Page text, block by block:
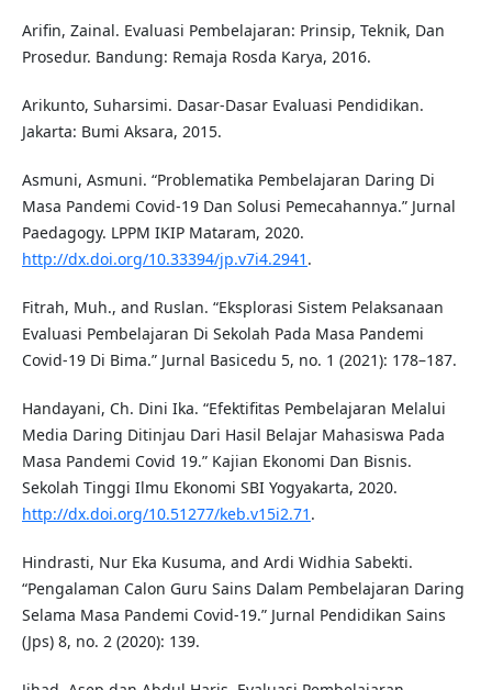
Arifin, Zainal. Evaluasi Pembelajaran: Prinsip, Teknik, Dan
Prosedur. Bandung: Remaja Rosda Karya, 2016.
Arikunto, Suharsimi. Dasar-Dasar Evaluasi Pendidikan.
Jakarta: Bumi Aksara, 2015.
Asmuni, Asmuni. “Problematika Pembelajaran Daring Di
Masa Pandemi Covid-19 Dan Solusi Pemecahannya.” Jurnal
Paedagogy. LPPM IKIP Mataram, 2020.
http://dx.doi.org/10.33394/jp.v7i4.2941 .
Fitrah, Muh., and Ruslan. “Eksplorasi Sistem Pelaksanaan
Evaluasi Pembelajaran Di Sekolah Pada Masa Pandemi
Covid-19 Di Bima.” Jurnal Basicedu 5, no. 1 (2021): 178–187.
Handayani, Ch. Dini Ika. “Efektifitas Pembelajaran Melalui
Media Daring Ditinjau Dari Hasil Belajar Mahasiswa Pada
Masa Pandemi Covid 19.” Kajian Ekonomi Dan Bisnis.
Sekolah Tinggi Ilmu Ekonomi SBI Yogyakarta, 2020.
http://dx.doi.org/10.51277/keb.v15i2.71 .
Hindrasti, Nur Eka Kusuma, and Ardi Widhia Sabekti.
“Pengalaman Calon Guru Sains Dalam Pembelajaran Daring
Selama Masa Pandemi Covid-19.” Jurnal Pendidikan Sains
(Jps) 8, no. 2 (2020): 139.